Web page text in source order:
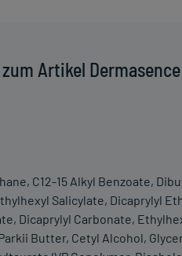
Artikel
C12-15 Alkyl Benzoate,
Salicylate, Dicaprylyl
Dicaprylyl Carbonate,
Butter, Cetyl Alcohol,